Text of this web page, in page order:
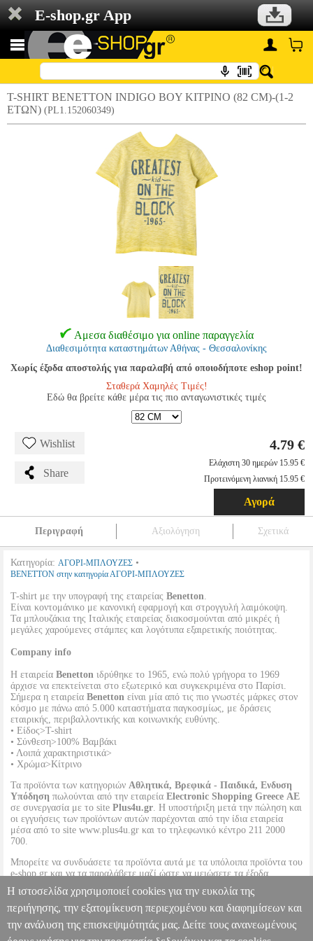
E-shop.gr App
T-SHIRT BENETTON INDIGO BOY ΚΙΤΡΙΝΟ (82 CM)-(1-2
ΕΤΩΝ) (PL1.152060349)
Αμεσα διαθέσιμο για online παραγγελία
Διαθεσιμότητα καταστημάτων Αθήνας - Θεσσαλονίκης
Χωρίς έξοδα αποστολής για παραλαβή από οποιοδήποτε eshop point!
Σταθερά Χαμηλές Τιμές!
Εδώ θα βρείτε κάθε μέρα τις πιο ανταγωνιστικές τιμές
Wishlist
Share
4.79 €
Ελάχιστη 30 ημερών 15.95 €
Προτεινόμενη λιανική 15.95 €
Αγορά
Περιγραφή Αξιολόγηση Σχετικά
Κατηγορία: ΑΓΟΡΙ-ΜΠΛΟΥΖΕΣ •
BENETTON στην κατηγορία ΑΓΟΡΙ-ΜΠΛΟΥΖΕΣ
T-shirt με την υπογραφή της εταιρείας Benetton.
Είναι κοντομάνικο με κανονική εφαρμογή και στρογγυλή λαιμόκοψη.
Τα μπλουζάκια της Ιταλικής εταιρείας διακοσμούνται από μικρές ή
μεγάλες χαρούμενες στάμπες και λογότυπα εξαιρετικής ποιότητας.
Company info
Η εταιρεία Benetton ιδρύθηκε το 1965, ενώ πολύ γρήγορα το 1969
άρχισε να επεκτείνεται στο εξωτερικό και συγκεκριμένα στο Παρίσι.
Σήμερα η εταιρεία Benetton είναι μία από τις πιο γνωστές μάρκες στον
κόσμο με πάνω από 5.000 καταστήματα παγκοσμίως, με δράσεις
εταιρικής, περιβαλλοντικής και κοινωνικής ευθύνης.
• Είδος>T-shirt
• Σύνθεση>100% Βαμβάκι
• Λοιπά χαρακτηριστικά>
• Χρώμα>Κίτρινο
Τα προϊόντα των κατηγοριών Αθλητικά, Βρεφικά - Παιδικά, Ενδυση
Υπόδηση πωλούνται από την εταιρεία Electronic Shopping Greece ΑΕ
σε συνεργασία με το site Plus4u.gr. Η υποστήριξη μετά την πώληση και
οι εγγυήσεις των προϊόντων αυτών παρέχονται από την ίδια εταιρεία
μέσα από το site www.plus4u.gr και το τηλεφωνικό κέντρο 211 2000
700.
Μπορείτε να συνδυάσετε τα προϊόντα αυτά με τα υπόλοιπα προϊόντα του
e-shop.gr και να τα παραλάβετε μαζί ώστε να μειώσετε τα έξοδα
αποστολής. Μπορείτε επίσης να παραλάβετε από οποιοδήποτε eshop
point με μηδενικά έξοδα αποστολής ανεξαρτήτως ύψους παραγγελίας!
T-SHIRT BENETTON INDIGO BOY ΚΙΤΡΙΝΟ (82 CM)-(1-2
Η ιστοσελίδα χρησιμοποιεί cookies για την ευκολία της
περιήγησης, την εξατομίκευση περιεχομένου και διαφημίσεων και
την ανάλυση της επισκεψιμότητάς μας. Δείτε τους ανανεωμένους